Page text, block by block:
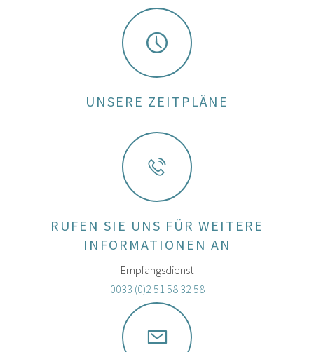
UNSERE ZEITPLÄNE
RUFEN SIE UNS FÜR WEITERE
INFORMATIONEN AN
Empfangsdienst
0033 (0)2 51 58 32 58